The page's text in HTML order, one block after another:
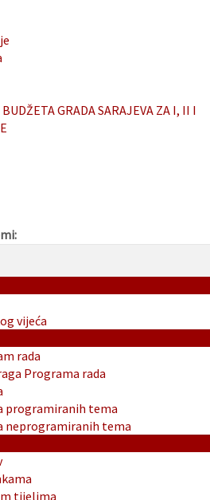
GRADA SARAJEVA ZA I, II I
vijeća
rada
Programa rada
programiranih tema
neprogramiranih tema
tijelima